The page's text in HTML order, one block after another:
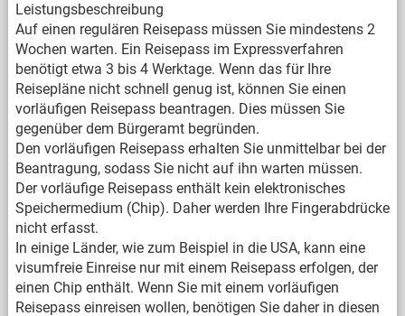
Leistungsbeschreibung
Auf einen regulären Reisepass müssen Sie mindestens 2
Wochen warten. Ein Reisepass im Expressverfahren
benötigt etwa 3 bis 4 Werktage. Wenn das für Ihre
Reisepläne nicht schnell genug ist, können Sie einen
vorläufigen Reisepass beantragen. Dies müssen Sie
gegenüber dem Bürgeramt begründen.
Den vorläufigen Reisepass erhalten Sie unmittelbar bei der
Beantragung, sodass Sie nicht auf ihn warten müssen.
Der vorläufige Reisepass enthält kein elektronisches
Speichermedium (Chip). Daher werden Ihre Fingerabdrücke
nicht erfasst.
In einige Länder, wie zum Beispiel in die USA, kann eine
visumfreie Einreise nur mit einem Reisepass erfolgen, der
einen Chip enthält. Wenn Sie mit einem vorläufigen
Reisepass einreisen wollen, benötigen Sie daher in diesen